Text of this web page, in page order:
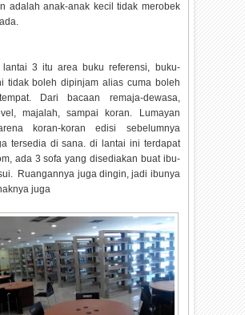
adalah anak-anak kecil tidak merobek
lantai 3 itu area buku referensi, buku-
tidak boleh dipinjam alias cuma boleh
Dari bacaan remaja-dewasa,
majalah, sampai koran. Lumayan
koran-koran edisi sebelumnya
tersedia di sana. di lantai ini terdapat
ada 3 sofa yang disediakan buat ibu-
Ruangannya juga dingin, jadi ibunya
juga